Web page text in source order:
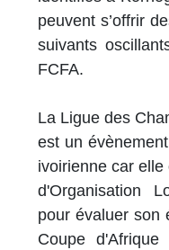
peuvent s’offrir
suivants
FCFA.
La Ligue des
est un
ivoirienne car
d'Organisation
pour évaluer son
Coupe